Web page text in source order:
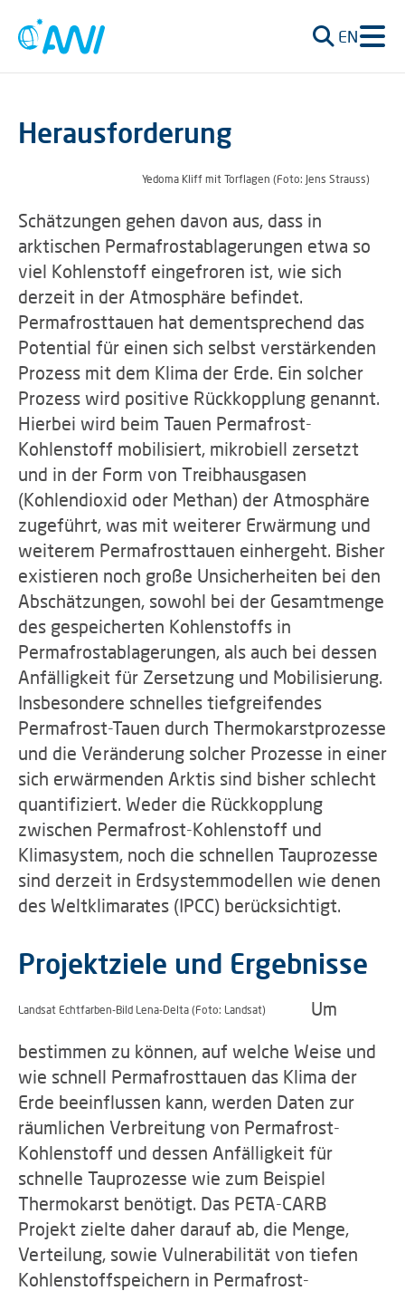
EN
Herausforderung
Yedoma Kliff mit Torflagen (Foto: Jens Strauss)
Schätzungen gehen davon aus, dass in
arktischen Permafrostablagerungen etwa so
viel Kohlenstoff eingefroren ist, wie sich
derzeit in der Atmosphäre befindet.
Permafrosttauen hat dementsprechend das
Potential für einen sich selbst verstärkenden
Prozess mit dem Klima der Erde. Ein solcher
Prozess wird positive Rückkopplung genannt.
Hierbei wird beim Tauen Permafrost-
Kohlenstoff mobilisiert, mikrobiell zersetzt
und in der Form von Treibhausgasen
(Kohlendioxid oder Methan) der Atmosphäre
zugeführt, was mit weiterer Erwärmung und
weiterem Permafrosttauen einhergeht. Bisher
existieren noch große Unsicherheiten bei den
Abschätzungen, sowohl bei der Gesamtmenge
des gespeicherten Kohlenstoffs in
Permafrostablagerungen, als auch bei dessen
Anfälligkeit für Zersetzung und Mobilisierung.
Insbesondere schnelles tiefgreifendes
Permafrost-Tauen durch Thermokarstprozesse
und die Veränderung solcher Prozesse in einer
sich erwärmenden Arktis sind bisher schlecht
quantifiziert. Weder die Rückkopplung
zwischen Permafrost-Kohlenstoff und
Klimasystem, noch die schnellen Tauprozesse
sind derzeit in Erdsystemmodellen wie denen
des Weltklimarates (IPCC) berücksichtigt.
Projektziele und Ergebnisse
Landsat Echtfarben-Bild Lena-Delta (Foto: Landsat)
Um
bestimmen zu können, auf welche Weise und
wie schnell Permafrosttauen das Klima der
Erde beeinflussen kann, werden Daten zur
räumlichen Verbreitung von Permafrost-
Kohlenstoff und dessen Anfälligkeit für
schnelle Tauprozesse wie zum Beispiel
Thermokarst benötigt. Das PETA-CARB
Projekt zielte daher darauf ab, die Menge,
Verteilung, sowie Vulnerabilität von tiefen
Kohlenstoffspeichern in Permafrost-